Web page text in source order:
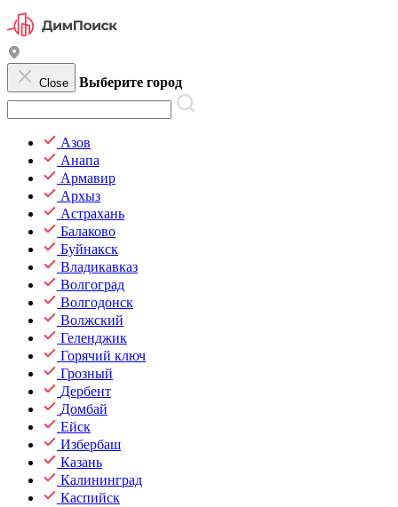
Close Выберите город
Азов
Анапа
Армавир
Архыз
Астрахань
Балаково
Буйнакск
Владикавказ
Волгоград
Волгодонск
Волжский
Геленджик
Горячий ключ
Грозный
Дербент
Домбай
Ейск
Избербаш
Казань
Калининград
Каспийск